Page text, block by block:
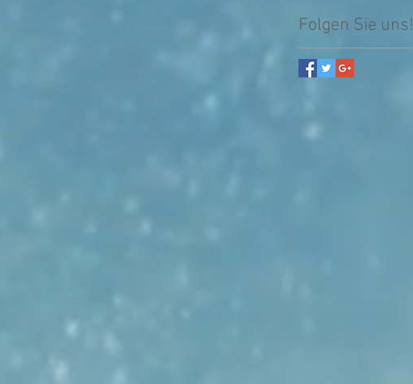
Folgen Sie uns!